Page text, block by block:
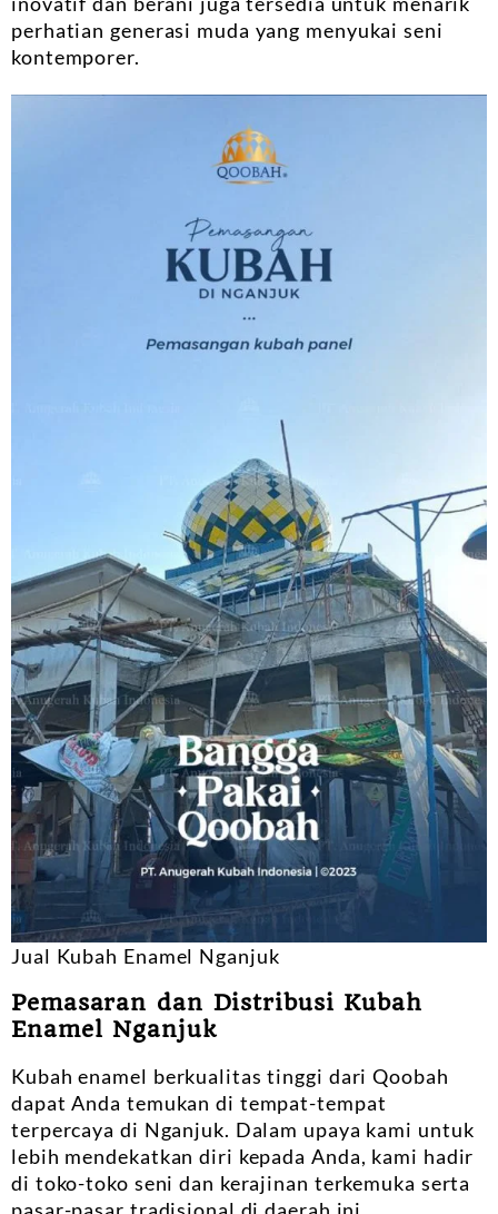
perhatian generasi muda yang menyukai seni
kontemporer.
Jual Kubah Enamel Nganjuk
Pemasaran dan Distribusi Kubah
Enamel Nganjuk
Kubah enamel berkualitas tinggi dari Qoobah
dapat Anda temukan di tempat-tempat
terpercaya di Nganjuk. Dalam upaya kami untuk
lebih mendekatkan diri kepada Anda, kami hadir
di toko-toko seni dan kerajinan terkemuka serta